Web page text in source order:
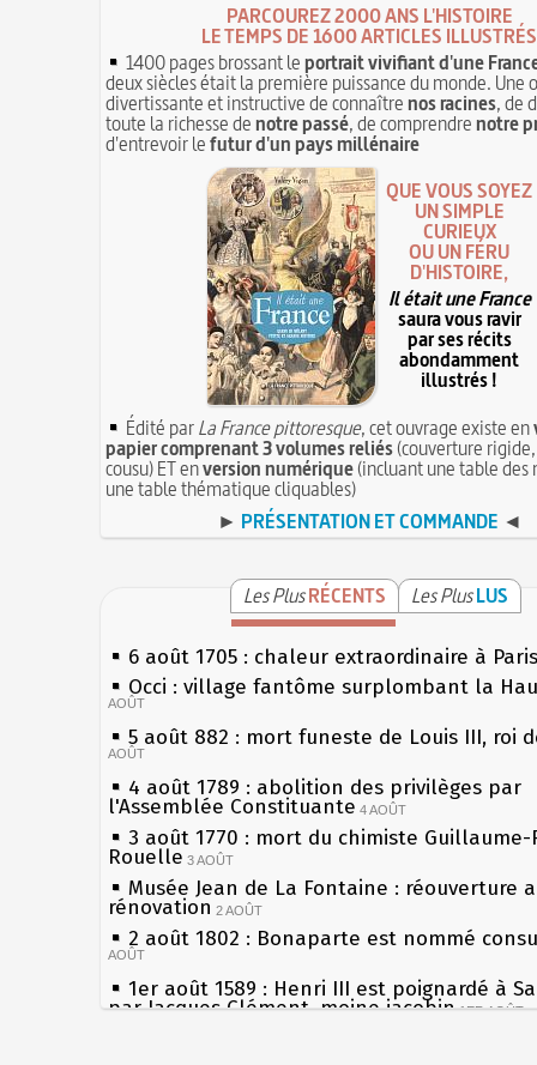
PARCOUREZ 2000 ANS L'HISTOIRE
LE TEMPS DE 1600 ARTICLES ILLUSTRÉS
1400 pages brossant leportrait vivifiant d'une
deux siècles était la première puissance du monde. Une
divertissante et instructive de connaîtrenos racines, de
toute la richesse denotre passé, de comprendrenotre
d'entrevoir lefutur d'un pays millénaire
QUE VOUS SOYEZ
UN SIMPLE
CURIEUX
OU UN FÉRU
D'HISTOIRE,
Il était une France
saura vous ravir
par ses récits
abondamment
illustrés !
Édité parLa France pittoresque, cet ouvrage existe en
papier comprenant 3 volumes reliés(couverture
cousu) ET enversion numérique(incluant une table des
une table thématique cliquables)
► PRÉSENTATION ET COMMANDE ◄
Les PlusRÉCENTS Les PlusLUS
6 août 1705 : chaleur extraordinaire à Paris
Occi : village fantôme surplombant la
AOÛT
5 août 882 : mort funeste de Louis III, roi
AOÛT
4 août 1789 : abolition des privilèges par
l'Assemblée Constituante 4 AOÛT
3 août 1770 : mort du chimiste Guillaume-
Rouelle 3 AOÛT
Musée Jean de La Fontaine : réouverture
rénovation 2 AOÛT
2 août 1802 : Bonaparte est nommé
AOÛT
1er août 1589 : Henri III est poignardé à
par Jacques Clément, moine jacobin 1ER AOÛT